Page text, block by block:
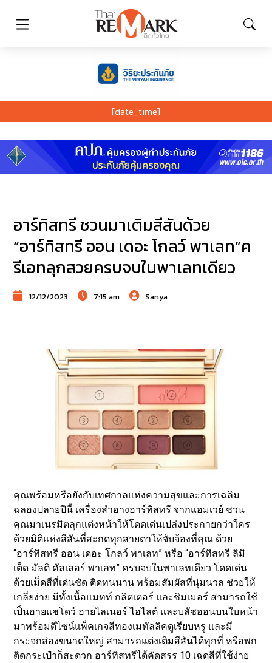
[date_time]
อาร์ทิสทรี ชวนมาเติมสีสันด้วย
“อาร์ทิสทรี ออน เดอะ โกลว์ พาเลท”ค
รีเอทลุกสวยครบจบในพาเลทเดียว
12/12/2023 7:15 am Sanya
คุณพร้อมหรือยังกับเทศกาลแห่งความสุขและการเฉลิม
ฉลองปลายปีนี้ เครื่องสำอางอาร์ทิสทรี จากแอมเวย์ ชวน
คุณมาเนรมิตลุกแต่งหน้าให้โดดเด่นเปล่งประกายกว่าใคร
ด้วยมิติแห่งสีสันที่สะกดทุกสายตาให้จับจ้องที่คุณ ด้วย
“อาร์ทิสทรี ออน เดอะ โกลว์ พาเลท” หรือ “อาร์ทิสทรี ลิมิ
เต็ด มัลติ คัลเลอร์ พาเลท” ครบจบในพาเลทเดียว โดดเด่น
ด้วยเม็ดสีที่เด่นชัด ติดทนนาน พร้อมสัมผัสที่นุ่มนวล ช่วยให้
เกลี่ยง่าย มีทั้งเนื้อแมทท์ กลิตเตอร์ และชิมเมอร์ สามารถใช้
เป็นอายแชโดว์ อายไลเนอร์ ไฮไลต์ และบลัชออนบนใบหน้า
มาพร้อมดีไซน์แพ็คเกจสีทองเมทัลลิคดูเรียบหรู และมี
กระจกส่องขนาดใหญ่ สามารถแต่งเติมสีสันได้ทุกที่ หรือพก
ติดกระเป๋าก็สะดวก อาร์ทิสทรีได้คัดสรร 10 เฉดสีที่ใช้ง่าย